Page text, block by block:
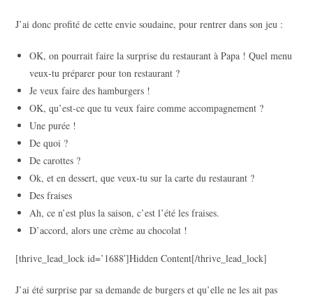
J’ai donc profité de cette envie soudaine, pour rentrer dans son jeu :
OK, on pourrait faire la surprise du restaurant à Papa ! Quel menu
veux-tu préparer pour ton restaurant ?
Je veux faire des hamburgers !
OK, qu’est-ce que tu veux faire comme accompagnement ?
Une purée !
De quoi ?
De carottes ?
Ok, et en dessert, que veux-tu sur la carte du restaurant ?
Des fraises
Ah, ce n’est plus la saison, c’est l’été les fraises.
D’accord, alors une crème au chocolat !
[thrive_lead_lock id=’1688′]Hidden Content[/thrive_lead_lock]
J’ai été surprise par sa demande de burgers et qu’elle ne les ait pas